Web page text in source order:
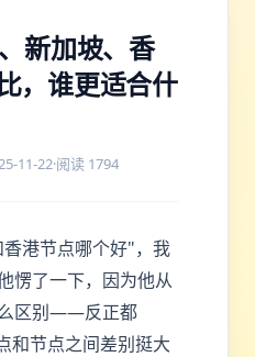
新加坡、香
，谁更适合什
11-22·阅读 1794
港节点哪个好"，我
愣了一下，因为他从
区别——反正都
和节点之间差别挺大